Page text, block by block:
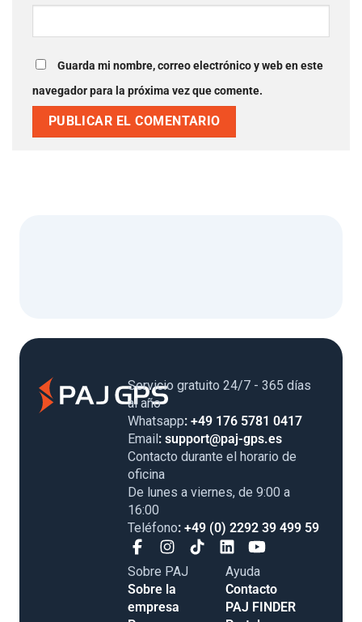
Guarda mi nombre, correo electrónico y web en este
navegador para la próxima vez que comente.
Servicio gratuito 24/7 - 365 días
al año
Whatsapp: +49 176 5781 0417
Email : support@paj-gps.es
Contacto durante el horario de
oficina
De lunes a viernes, de 9:00 a
16:00
Teléfono: +49 (0) 2292 39 499 59
Sobre PAJ
Sobre la
empresa
Ayuda
Contacto
PAJ FINDER